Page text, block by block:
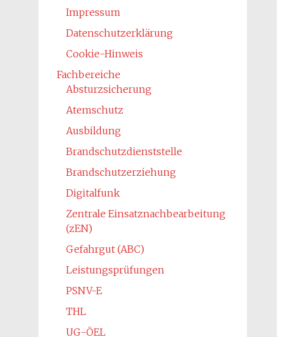
Impressum
Datenschutzerklärung
Cookie-Hinweis
Fachbereiche
Absturzsicherung
Atemschutz
Ausbildung
Brandschutzdienststelle
Brandschutzerziehung
Digitalfunk
Zentrale Einsatznachbearbeitung
(zEN)
Gefahrgut (ABC)
Leistungsprüfungen
PSNV-E
THL
UG-ÖEL